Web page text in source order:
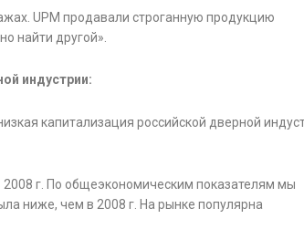
UPM продавали строганную продукцию
найти другой».
индустрии:
капитализация российской дверной
г. По общеэкономическим показателям мы
ниже, чем в 2008 г. На рынке популярна